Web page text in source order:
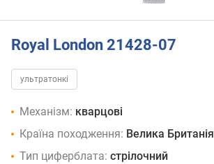
Royal London 21428-07
ультратонкі
Механізм: кварцові
Країна походження: Велика Британія
Тип циферблата: стрілочний